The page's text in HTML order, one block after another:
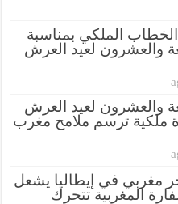
الملكي بمناسبة
والعشرون لعيد العرش
والعشرون لعيد العرش
ملكية ترسم ملامح مغرب
مغربي في إيطاليا يشعل
المغربية تتحرك